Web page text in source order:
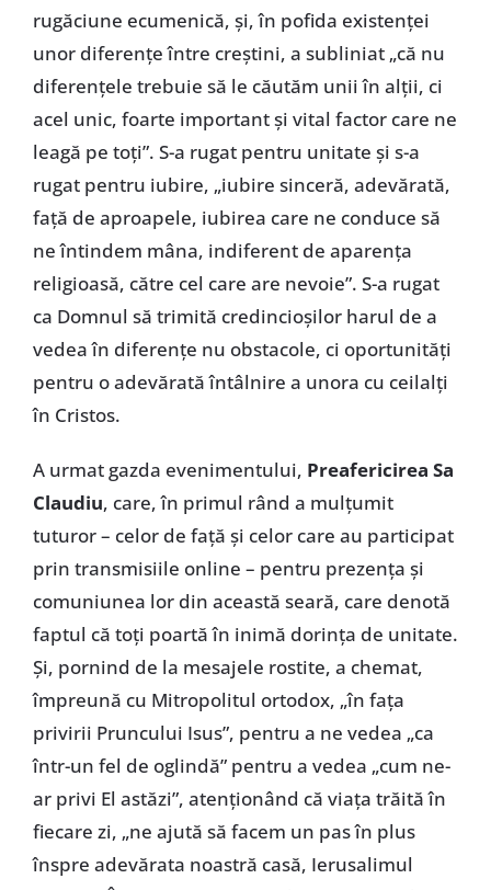
rugăciune ecumenică, și, în pofida existenței
unor diferențe între creștini, a subliniat „că nu
diferențele trebuie să le căutăm unii în alții, ci
acel unic, foarte important și vital factor care ne
leagă pe toți”. S-a rugat pentru unitate și s-a
rugat pentru iubire, „iubire sinceră, adevărată,
față de aproapele, iubirea care ne conduce să
ne întindem mâna, indiferent de aparența
religioasă, către cel care are nevoie”. S-a rugat
ca Domnul să trimită credincioșilor harul de a
vedea în diferențe nu obstacole, ci oportunități
pentru o adevărată întâlnire a unora cu ceilalți
în Cristos.
A urmat gazda evenimentului, Preafericirea Sa
Claudiu, care, în primul rând a mulțumit
tuturor – celor de față și celor care au participat
prin transmisiile online – pentru prezența și
comuniunea lor din această seară, care denotă
faptul că toți poartă în inimă dorința de unitate.
Și, pornind de la mesajele rostite, a chemat,
împreună cu Mitropolitul ortodox, „în fața
privirii Pruncului Isus”, pentru a ne vedea „ca
într-un fel de oglindă” pentru a vedea „cum ne-
ar privi El astăzi”, atenționând că viața trăită în
fiecare zi, „ne ajută să facem un pas în plus
înspre adevărata noastră casă, Ierusalimul